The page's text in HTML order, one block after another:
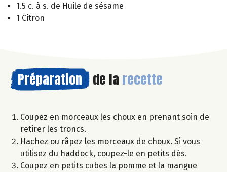
1.5 c. à s. de Huile de sésame
1 Citron
Préparation de la recette
Coupez en morceaux les choux en prenant soin de
retirer les troncs.
Hachez ou râpez les morceaux de choux. Si vous
utilisez du haddock, coupez-le en petits dés.
Coupez en petits cubes la pomme et la mangue